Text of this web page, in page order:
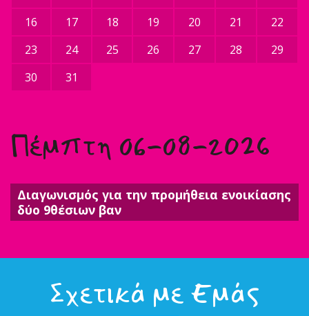
16
17 18 19 20 21
22
23
24 25 26 27 28
29
30
31
Πέμπτη 06-08-2026
Διαγωνισμός για την προμήθεια ενοικίασης
δύο 9θέσιων βαν
Σχετικά με Εμάς